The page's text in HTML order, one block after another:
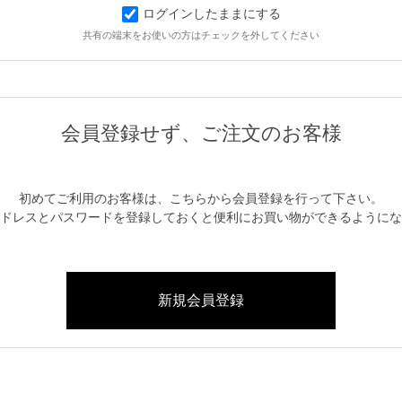
ログインしたままにする
共有の端末をお使いの方はチェックを外してください
初めてご利用のお客様は、こちらから会員登録を行って下さい。
レスとパスワードを登録しておくと便利にお買い物ができるように